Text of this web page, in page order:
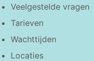
Veelgestelde vragen
Tarieven
Wachttijden
Locaties